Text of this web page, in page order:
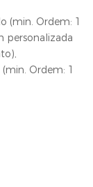
(min. Ordem: 1
personalizada
Ordem: 1